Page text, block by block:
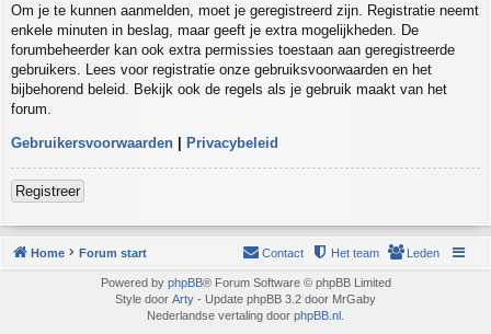
Om je te kunnen aanmelden, moet je geregistreerd zijn. Registratie neemt
enkele minuten in beslag, maar geeft je extra mogelijkheden. De
forumbeheerder kan ook extra permissies toestaan aan geregistreerde
gebruikers. Lees voor registratie onze gebruiksvoorwaarden en het
bijbehorend beleid. Bekijk ook de regels als je gebruik maakt van het
forum.
Gebruikersvoorwaarden | Privacybeleid
Registreer
Home Forum start Leden
Het team
Contact
Powered by phpBB® Forum Software © phpBB Limited
Style door Arty - Update phpBB 3.2 door MrGaby
Nederlandse vertaling door phpBB.nl